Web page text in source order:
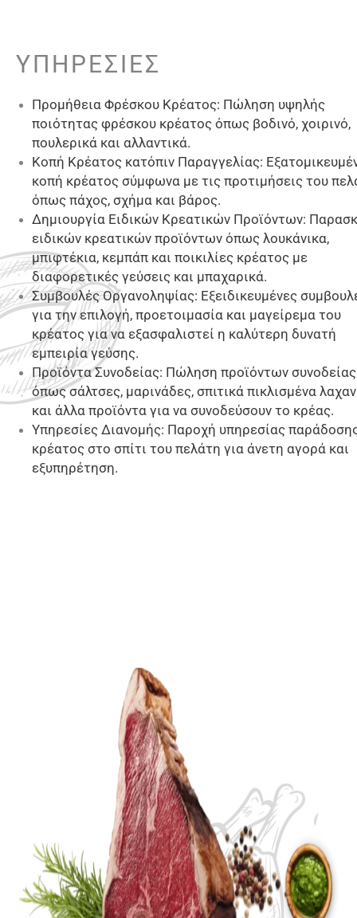
ΥΠΗΡΕΣΙΕΣ
Προμήθεια Φρέσκου Κρέατος: Πώληση υψηλής
ποιότητας φρέσκου κρέατος όπως βοδινό, χοιρινό,
πουλερικά και αλλαντικά.
Κοπή Κρέατος κατόπιν Παραγγελίας:
κοπή κρέατος σύμφωνα με τις προτιμήσεις του
όπως πάχος, σχήμα και βάρος.
Δημιουργία Ειδικών Κρεατικών Προϊόντων:
ειδικών κρεατικών προϊόντων όπως λουκάνικα,
μπιφτέκια, κεμπάπ και ποικιλίες κρέατος με
διαφορετικές γεύσεις και μπαχαρικά.
Συμβουλές Οργανοληψίας: Εξειδικευμένες
για την επιλογή, προετοιμασία και μαγείρεμα του
κρέατος για να εξασφαλιστεί η καλύτερη δυνατή
εμπειρία γεύσης.
Προϊόντα Συνοδείας: Πώληση προϊόντων συνοδείας
όπως σάλτσες, μαρινάδες, σπιτικά πικλισμένα
και άλλα προϊόντα για να συνοδεύσουν το κρέας.
Υπηρεσίες Διανομής: Παροχή υπηρεσίας
κρέατος στο σπίτι του πελάτη για άνετη αγορά και
εξυπηρέτηση.